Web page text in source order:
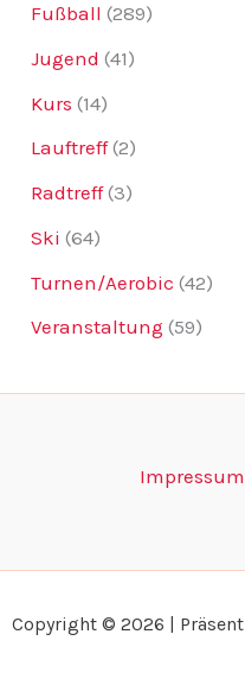
Fußball (289)
Jugend (41)
Kurs (14)
Lauftreff(2)
Radtreff(3)
Ski (64)
Turnen/Aerobic (42)
Veranstaltung (59)
Copyright © 2026 |